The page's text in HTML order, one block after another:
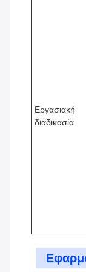
Εργασιακή
διαδικασία